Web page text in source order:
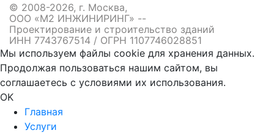
© 2008-2026, г. Москва,
ООО «М2 ИНЖИНИРИНГ» --
Проектирование и строительство зданий
ИНН 7743767514 / ОГРН 1107746028851
Мы используем файлы cookie для хранения данных.
Продолжая пользоваться нашим сайтом, вы
соглашаетесь с условиями их использования.
OK
Главная
Услуги